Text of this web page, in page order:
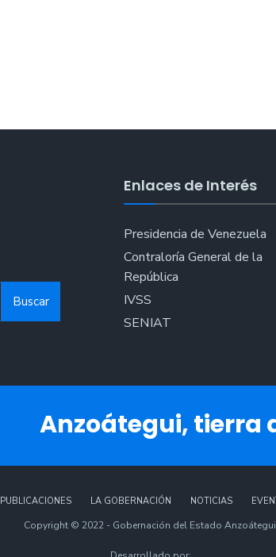
Buscar
Enlaces de Interés
Presidencia de Venezuela
Contraloría General de la
República
IVSS
SENIAT
Anzoátegui, tierra
PUBLICACIONES LA GOBERNACIÓN NOTICIAS
Copyright © 2022 - Gobernación del Estado